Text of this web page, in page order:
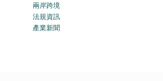
兩岸跨境
法規資訊
產業新聞